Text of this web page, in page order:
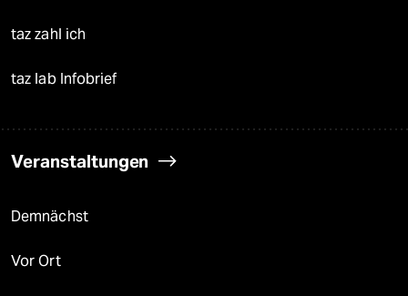
taz zahl ich
taz lab Infobrief
Veranstaltungen
Demnächst
Vor Ort